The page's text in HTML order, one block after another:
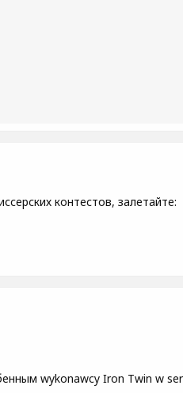
контестов, залетайте:
wykonawcy Iron Twin w